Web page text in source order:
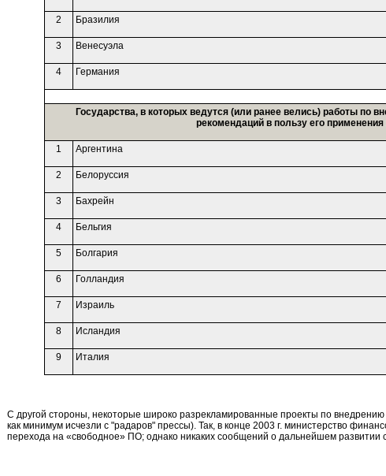
2 Бразилия
3 Венесуэла
4 Германия
Государства, в которых ведутся (или ранее велись) работы по
рекомендаций в пользу его
1 Аргентина
2 Белоруссия
3 Бахрейн
4 Бельгия
5 Болгария
6 Голландия
7 Израиль
8 Исландия
9 Италия
С другой стороны, некоторые широко разрекламированные проекты по
как минимум исчезли с "радаров" прессы). Так, в конце 2003 г. министерство
перехода на «свободное» ПО; однако никаких сообщений о дальнейшем развитии